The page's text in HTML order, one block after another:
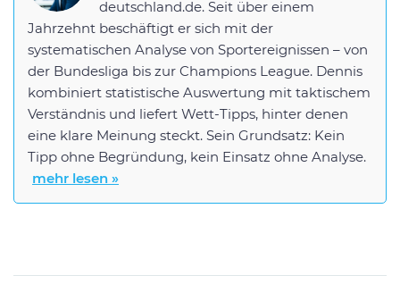
deutschland.de. Seit über einem
Jahrzehnt beschäftigt er sich mit der
systematischen Analyse von Sportereignissen – von
der Bundesliga bis zur Champions League. Dennis
kombiniert statistische Auswertung mit taktischem
Verständnis und liefert Wett-Tipps, hinter denen
eine klare Meinung steckt. Sein Grundsatz: Kein
Tipp ohne Begründung, kein Einsatz ohne Analyse.
mehr lesen »